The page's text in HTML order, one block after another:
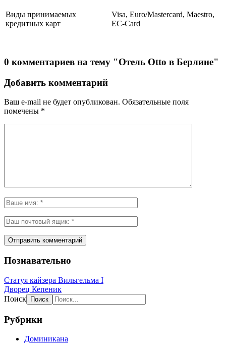
Виды принимаемых
кредитных карт
Visa, Euro/Mastercard, Maestro,
EC-Card
0 комментариев на тему "Отель Otto в Берлине"
Добавить комментарий
Ваш e-mail не будет опубликован. Обязательные поля
помечены *
Познавательно
Статуя кайзера Вильгельма I
Дворец Кепеник
Поиск
Рубрики
Доминикана